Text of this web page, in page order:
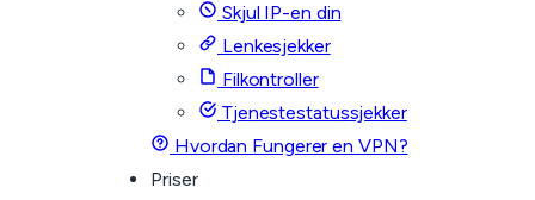
Skjul IP-en din
Lenkesjekker
Filkontroller
Tjenestestatussjekker
Hvordan Fungerer en VPN?
Priser